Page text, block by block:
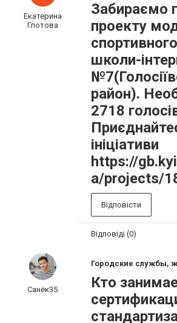
Екатерина
Глотова
Забираємо
проекту
школи-
район).
2718
ініціативи
https://
a/projects/
Відповісти
Відповіді (0)
Санёк35
Городские службы,
Кто